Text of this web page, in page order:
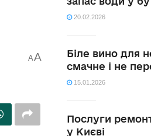
AA
20.02.2026
Біле вино для
смачне і не
15.01.2026
Послуги
у Києві